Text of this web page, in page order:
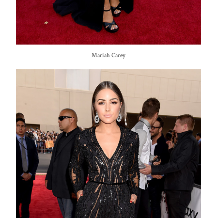
Mariah Carey